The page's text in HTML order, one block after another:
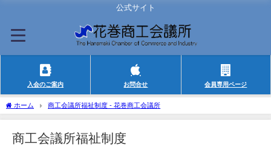
公式サイト
入会のご案内 お問合せ 会員専用ページ
ホーム 商工会議所福祉制度 - 花巻商工会議所
商工会議所福祉制度